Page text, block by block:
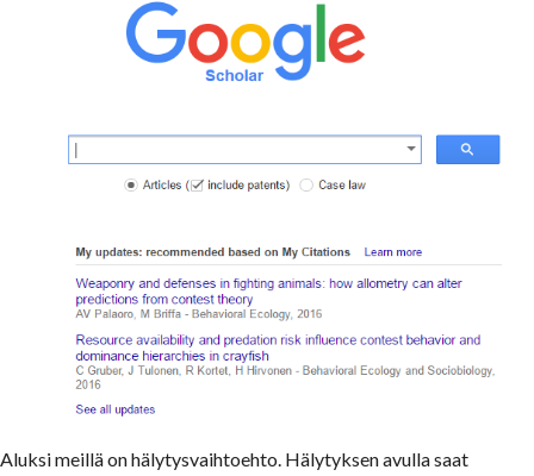
Aluksi meillä on hälytysvaihtoehto. Hälytyksen avulla saat